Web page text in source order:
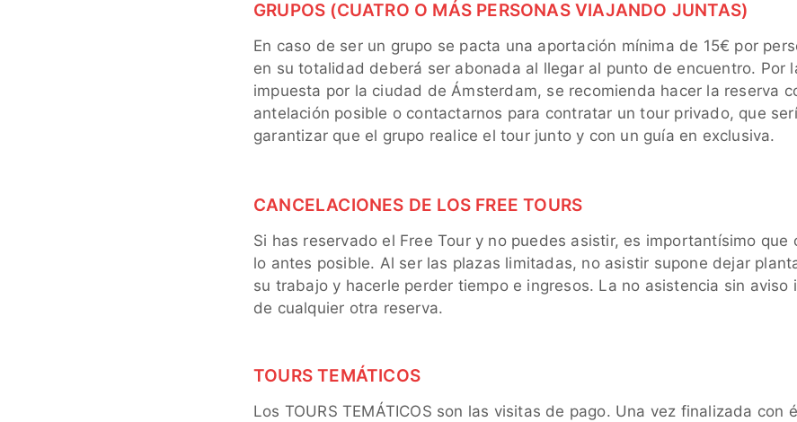
GRUPOS (CUATRO O MÁS PERSONAS VIAJANDO JUNTAS)
En caso de ser un grupo se pacta una aportación mínima de 15€ por
en su totalidad deberá ser abonada al llegar al punto de encuentro. Por
impuesta por la ciudad de Ámsterdam, se recomienda hacer la reserva
antelación posible o contactarnos para contratar un tour privado, que
garantizar que el grupo realice el tour junto y con un guía en exclusiva.
CANCELACIONES DE LOS FREE TOURS
Si has reservado el Free Tour y no puedes asistir, es importantísimo que
lo antes posible. Al ser las plazas limitadas, no asistir supone dejar
su trabajo y hacerle perder tiempo e ingresos. La no asistencia sin aviso
de cualquier otra reserva.
TOURS TEMÁTICOS
Los TOURS TEMÁTICOS son las visitas de pago. Una vez finalizada con